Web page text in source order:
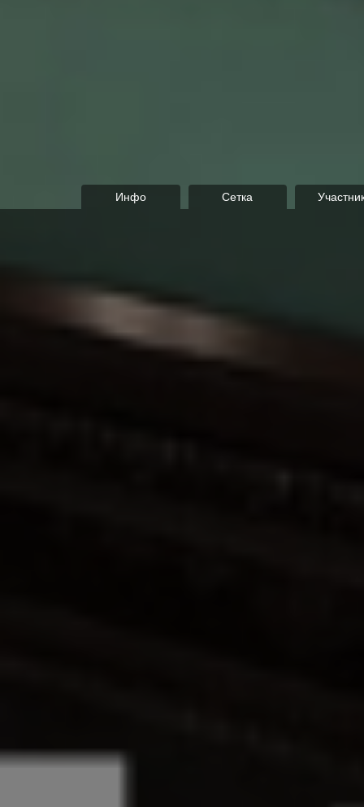
Инфо Сетка